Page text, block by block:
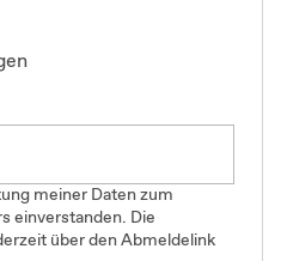
meiner Daten zum
einverstanden. Die
über den Abmeldelink